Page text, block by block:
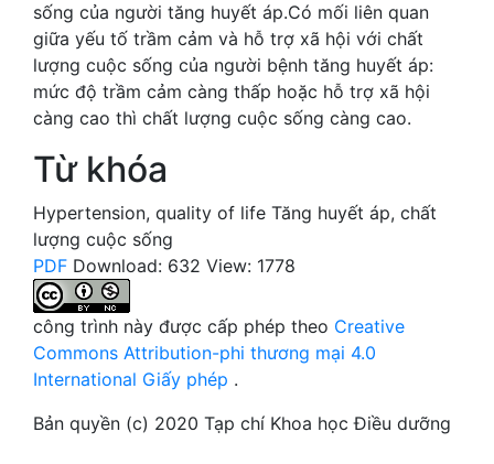
sống của người tăng huyết áp.Có mối liên quan
giữa yếu tố trầm cảm và hỗ trợ xã hội với chất
lượng cuộc sống của người bệnh tăng huyết áp:
mức độ trầm cảm càng thấp hoặc hỗ trợ xã hội
càng cao thì chất lượng cuộc sống càng cao.
Từ khóa
Hypertension, quality of life Tăng huyết áp, chất
lượng cuộc sống
PDF Download: 632 View: 1778
công trình này được cấp phép theo Creative
Commons Attribution-phi thương mại 4.0
International Giấy phép .
Bản quyền (c) 2020 Tạp chí Khoa học Điều dưỡng